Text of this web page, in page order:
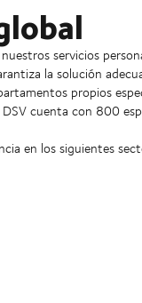
servicios
la solución
propios
cuenta con 800
en los siguientes